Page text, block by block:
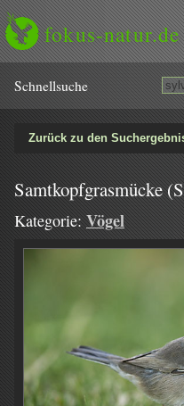
fokus-natur.de
Schnell­suche
Zurück zu den
Samtkopfgrasmücke
Kategorie: Vögel